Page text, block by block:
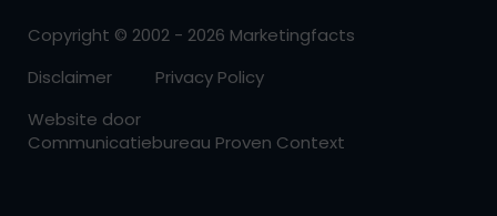
Copyright © 2002 - 2026 Marketingfacts
Disclaimer
Privacy Policy
Website door
Communicatiebureau Proven Context